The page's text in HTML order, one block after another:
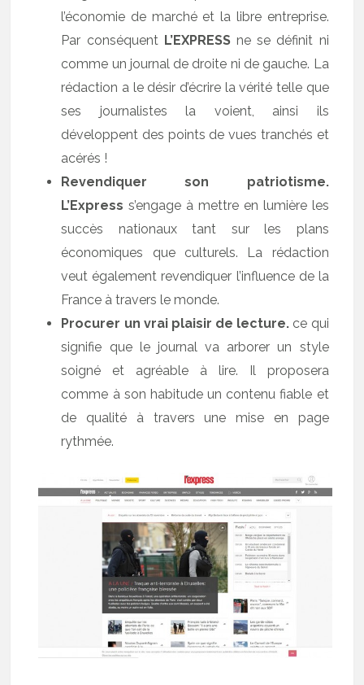
l’économie de marché et la libre entreprise.
Par conséquent L’EXPRESSne se définit ni
comme un journal de droite ni de gauche. La
rédaction a le désir d’écrire la vérité telle que
ses journalistes la voient, ainsi ils
développent des points de vues tranchés et
acérés !
Revendiquer son patriotisme.
L’Expresss’engage à mettre en lumière les
succès nationaux tant sur les plans
économiques que culturels. La rédaction
veut également revendiquer l’influence de la
France à travers le monde.
Procurer un vrai plaisir de lecture. ce qui
signifie que le journal va arborer un style
soigné et agréable à lire. Il proposera
comme à son habitude un contenu fiable et
de qualité à travers une mise en page
rythmée.